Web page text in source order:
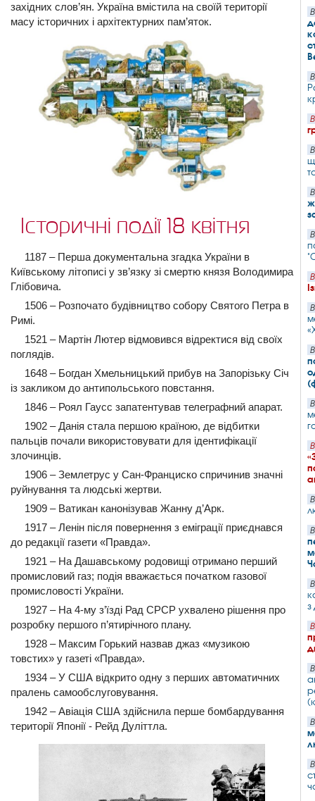
західних слов’ян. Україна вмістила на своїй території
масу історичних і архітектурних пам’яток.
Історичні події 18 квітня
1187 – Перша документальна згадка України в
Київському літописі у зв’язку зі смертю князя Володимира
Глібовича.
1506 – Розпочато будівництво собору Святого Петра в
Римі.
1521 – Мартін Лютер відмовився відректися від своїх
поглядів.
1648 – Богдан Хмельницький прибув на Запорізьку Січ
із закликом до антипольського повстання.
1846 – Роял Гаусс запатентував телеграфний апарат.
1902 – Данія стала першою країною, де відбитки
пальців почали використовувати для ідентифікації
злочинців.
1906 – Землетрус у Сан-Франциско спричинив значні
руйнування та людські жертви.
1909 – Ватикан канонізував Жанну д’Арк.
1917 – Ленін після повернення з еміграції приєднався
до редакції газети «Правда».
1921 – На Дашавському родовищі отримано перший
промисловий газ; подія вважається початком газової
промисловості України.
1927 – На 4-му з’їзді Рад СРСР ухвалено рішення про
розробку першого п’ятирічного плану.
1928 – Максим Горький назвав джаз «музикою
товстих» у газеті «Правда».
1934 – У США відкрито одну з перших автоматичних
пралень самообслуговування.
1942 – Авіація США здійснила перше бомбардування
території Японії - Рейд Дуліттла.
з